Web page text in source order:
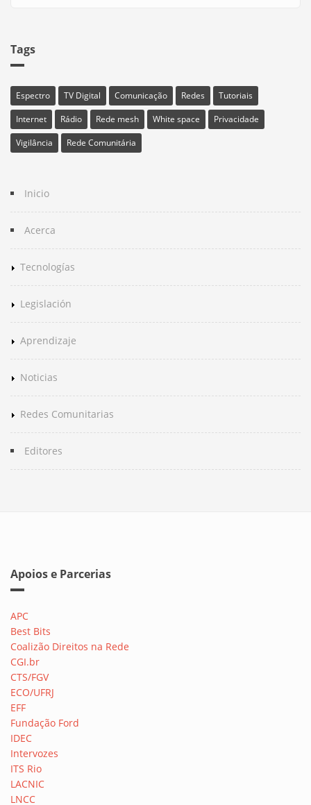
Tags
Espectro TV Digital Comunicação Redes
Tutoriais
Internet
Rádio Rede mesh White space
Privacidade
Vigilância
Rede Comunitária
Inicio
Acerca
Tecnologías
Legislación
Aprendizaje
Noticias
Redes Comunitarias
Editores
Apoios e Parcerias
APC
Best Bits
Coalizão Direitos na Rede
CGI.br
CTS/FGV
ECO/UFRJ
EFF
Fundação Ford
IDEC
Intervozes
ITS Rio
LACNIC
LNCC